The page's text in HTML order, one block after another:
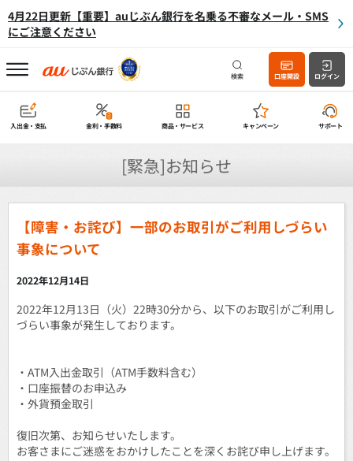
4月22日更新【重要】auじぶん銀行を名乗る不審なメール・SMS
にご注意ください
検索 口座開設 ログイン
入出金・支払 金利・手数料 商品・サービス キャンペーン サポート
[緊急]お知らせ
【障害・お詫び】一部のお取引がご利用しづらい
事象について
2022年12月14日
2022年12月13日（火）22時30分から、以下のお取引がご利用し
づらい事象が発生しております。
・ATM入出金取引（ATM手数料含む）
・口座振替のお申込み
・外貨預金取引
復旧次第、お知らせいたします。
お客さまにご迷惑をおかけしたことを深くお詫び申し上げます。